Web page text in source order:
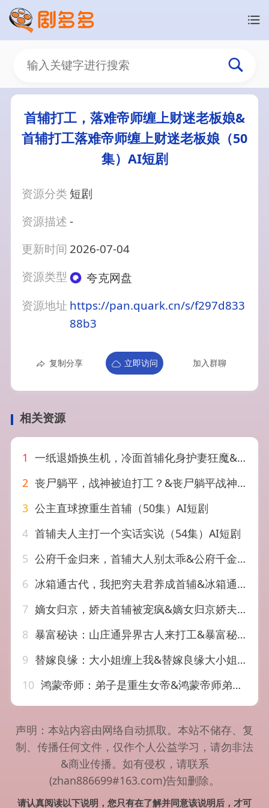
首辅打工，落难帝师缠上财迷老板娘&
首辅打工落难帝师缠上财迷老板娘（50
集）AI短剧
资源分类 短剧
资源描述-
更新时间 2026-07-04
资源类型
夸克网盘
资源地址 https://pan.quark.cn/s/f297d833
88b3
复制分享 立即访问 加入群聊
相关资源
1 一纸退婚换生机，冷面首辅化身护妻狂魔&一纸退婚换生机冷面首辅化身护妻狂魔（50集）AI短剧
2 丧尸躺平，战神被迫打工？&丧尸躺平战神被迫打工？（49集）AI短剧
3 公主直球撩重生首辅（50集）AI短剧
4 首辅夫人主打一个实话实说（54集）AI短剧
5 公府千金归来，首辅大人别太乖&公府千金归来首辅大人别太乖（114集）AI短剧
6 冰箱通古代，我把穷夫君养成首辅&冰箱通古代我把穷夫君养成首辅（45集）AI短剧
7 嫡女归京，娇夫首辅被宠疯&嫡女归京娇夫首辅被宠疯（114集）AI短剧
8 暴富秘诀：山庄通异界古人来打工&暴富秘诀山庄通异界古人来打工（101集）AI短剧
9 替嫁良缘：大小姐缠上我&替嫁良缘大小姐缠上我（76集）AI短剧
10 鸿蒙帝师：弟子是重生女帝&鸿蒙帝师弟子是重生女帝（94集）AI短剧
声明：本站内容由网络自动抓取。本站不储存、复
制、传播任何文件，仅作个人公益学习，请勿非法
&商业传播。如有侵权，请联系
(zhan886699#163.com)告知删除。
请认真阅读以下说明，您只有在了解并同意该说明后，才可